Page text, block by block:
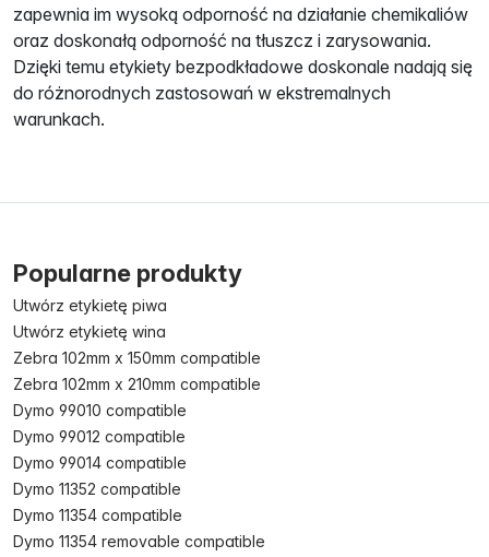
zapewnia im wysoką odporność na działanie chemikaliów
oraz doskonałą odporność na tłuszcz i zarysowania.
Dzięki temu etykiety bezpodkładowe doskonale nadają się
do różnorodnych zastosowań w ekstremalnych
warunkach.
Popularne produkty
Utwórz etykietę piwa
Utwórz etykietę wina
Zebra 102mm x 150mm compatible
Zebra 102mm x 210mm compatible
Dymo 99010 compatible
Dymo 99012 compatible
Dymo 99014 compatible
Dymo 11352 compatible
Dymo 11354 compatible
Dymo 11354 removable compatible